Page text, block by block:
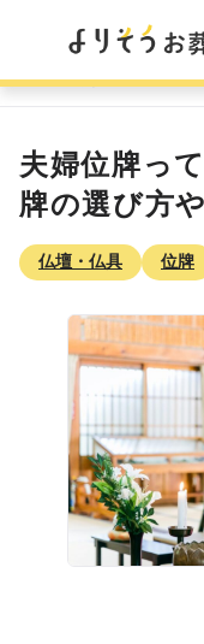
よりそうお葬式 コラ
夫婦位牌っ
牌の選び方
仏壇・仏具 位牌